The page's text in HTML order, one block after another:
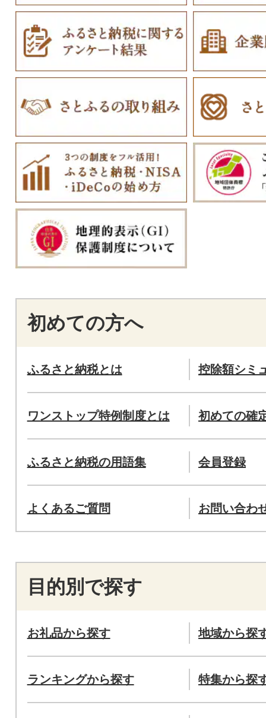
初めての方へ
ふるさと納税とは 控除額シミ
ワンストップ特例制度とは 初めての確
ふるさと納税の用語集 会員登録
よくあるご質問 お問い合わ
目的別で探す
お礼品から探す 地域から探
ランキングから探す 特集から探